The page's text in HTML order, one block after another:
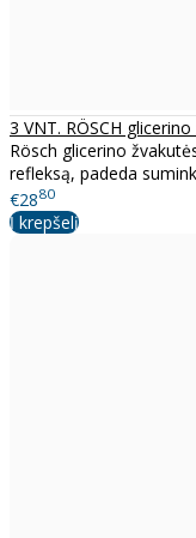
3 VNT. RÖSCH
Rösch glicerino
refleksą, padeda
€2880
Į krepšelį